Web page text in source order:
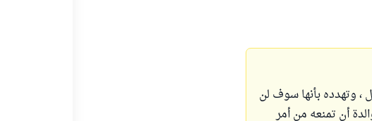
، وتهدده بأنها سوف لن
أن تمنعه من أمر